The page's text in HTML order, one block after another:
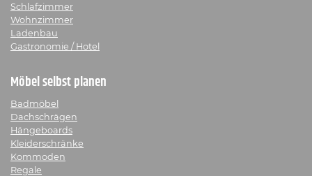
Schlafzimmer
Wohnzimmer
Ladenbau
Gastronomie / Hotel
Möbel selbst planen
Badmöbel
Dachschrägen
Hängeboards
Kleiderschränke
Kommoden
Regale